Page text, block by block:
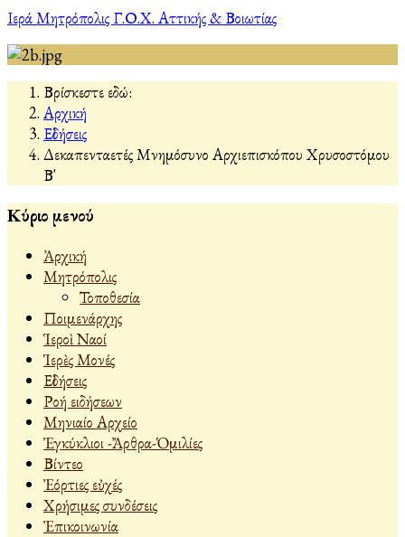
Ιερά Μητρόπολις Γ.Ο.Χ. Αττικής & Βοιωτίας
Βρίσκεστε εδώ:
Αρχική
Εἰδήσεις
Δεκαπενταετές Μνημόσυνο Αρχιεπισκόπου Χρυσοστόμου
Β'
Κύριο μενού
Ἀρχική
Μητρόπολις
Τοποθεσία
Ποιμενάρχης
Ἱεροὶ Ναοί
Ἱερὲς Μονές
Εἰδήσεις
Ροή ειδήσεων
Μηνιαίο Αρχείο
Ἐγκύκλιοι -Ἄρθρα-Ὁμιλίες
Βίντεο
Ἐόρτιες εὐχές
Χρήσιμες συνδέσεις
Ἐπικοινωνία